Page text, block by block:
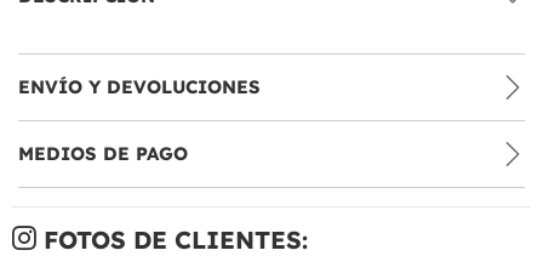
ENVÍO Y DEVOLUCIONES
MEDIOS DE PAGO
FOTOS DE CLIENTES: